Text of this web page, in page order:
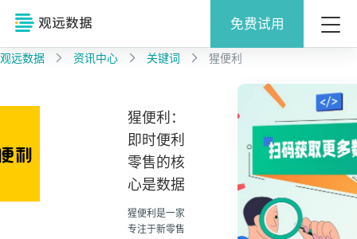
免费试用
观远数据 资讯中心 关键词 猩便利
猩便利：
即时便利
零售的核
心是数据
猩便利是一家
专注于新零售